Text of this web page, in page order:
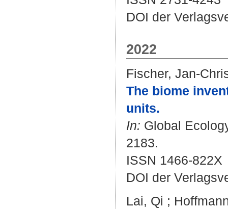
DOI der
2022
Fischer, Jan-
The biome
units.
In: Global
2183.
ISSN 1466-822X
DOI der
Lai, Qi ;